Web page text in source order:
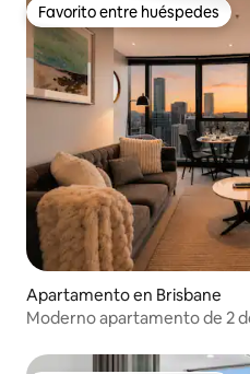
Favorito entre huéspedes
Favorito entre huéspedes
Apartamento en Brisbane
Moderno apartamento de 2
ciudad